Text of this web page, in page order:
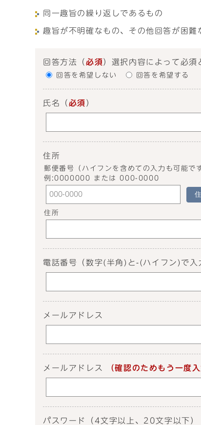
同一趣旨の繰り返しであるもの
趣旨が不明確なもの、その他回答が困難
回答方法 （ 必須 ）選択内容によって必須
回答を希望しない 回答を希望する
氏名 （ 必須 ）
住所
郵便番号（ハイフンを含めての入力も可能で
例:0000000 または 000-0000
住所
電話番号 （数字(半角)と-(ハイフン)で入
メールアドレス
メールアドレス （確認のためもう一度
パスワード
（4文字以上、20文字以下）